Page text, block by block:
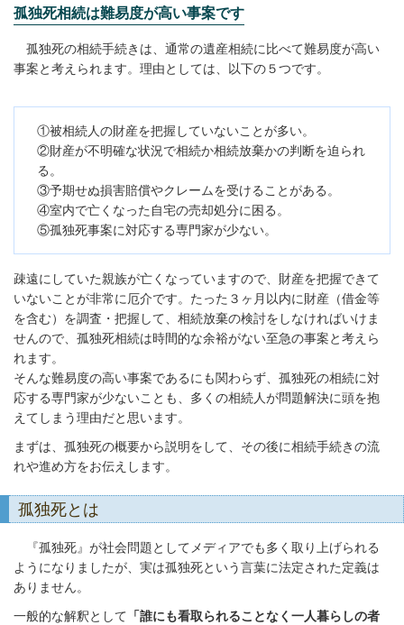
孤独死相続は難易度が高い事案です
孤独死の相続手続きは、通常の遺産相続に比べて難易度が高い
事案と考えられます。理由としては、以下の５つです。
①被相続人の財産を把握していないことが多い。
②財産が不明確な状況で相続か相続放棄かの判断を迫られ
る。
③予期せぬ損害賠償やクレームを受けることがある。
④室内で亡くなった自宅の売却処分に困る。
⑤孤独死事案に対応する専門家が少ない。
疎遠にしていた親族が亡くなっていますので、財産を把握できて
いないことが非常に厄介です。たった３ヶ月以内に財産（借金等
を含む）を調査・把握して、相続放棄の検討をしなければいけま
せんので、孤独死相続は時間的な余裕がない至急の事案と考えら
れます。
そんな難易度の高い事案であるにも関わらず、孤独死の相続に対
応する専門家が少ないことも、多くの相続人が問題解決に頭を抱
えてしまう理由だと思います。
まずは、孤独死の概要から説明をして、その後に相続手続きの流
れや進め方をお伝えします。
孤独死とは
『孤独死』が社会問題としてメディアでも多く取り上げられる
ようになりましたが、実は孤独死という言葉に法定された定義は
ありません。
一般的な解釈として 「誰にも看取られることなく一人暮らしの者